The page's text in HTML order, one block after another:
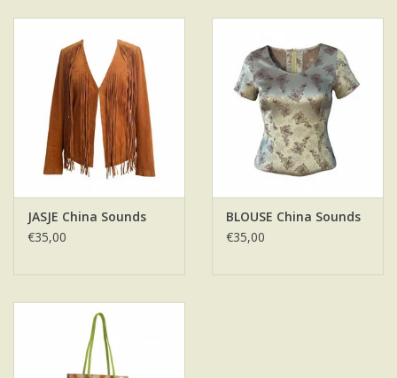
JASJE China Sounds
€35,00
BLOUSE China Sounds
€35,00